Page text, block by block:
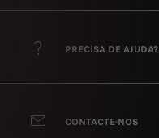
PRECISA DE AJUDA?
CONTACTE-NOS